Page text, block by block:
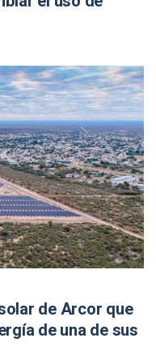
de Arcor que
de una de sus